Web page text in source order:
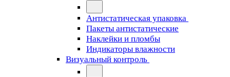
Антистатическая упаковка
Пакеты антистатические
Наклейки и пломбы
Индикаторы влажности
Визуальный контроль